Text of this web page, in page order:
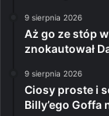
9 sierpnia 2026
Aż go ze stóp
znokautował
9 sierpnia 2026
Ciosy proste i
Billy’ego Goffa